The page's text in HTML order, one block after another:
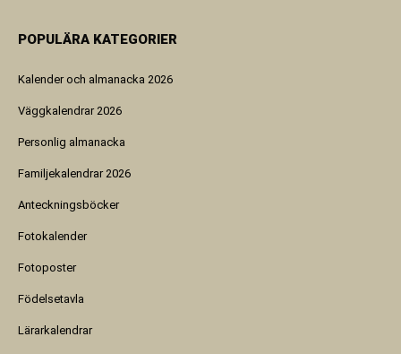
POPULÄRA KATEGORIER
Kalender och almanacka 2026
Väggkalendrar 2026
Personlig almanacka
Familjekalendrar 2026
Anteckningsböcker
Fotokalender
Fotoposter
Födelsetavla
Lärarkalendrar